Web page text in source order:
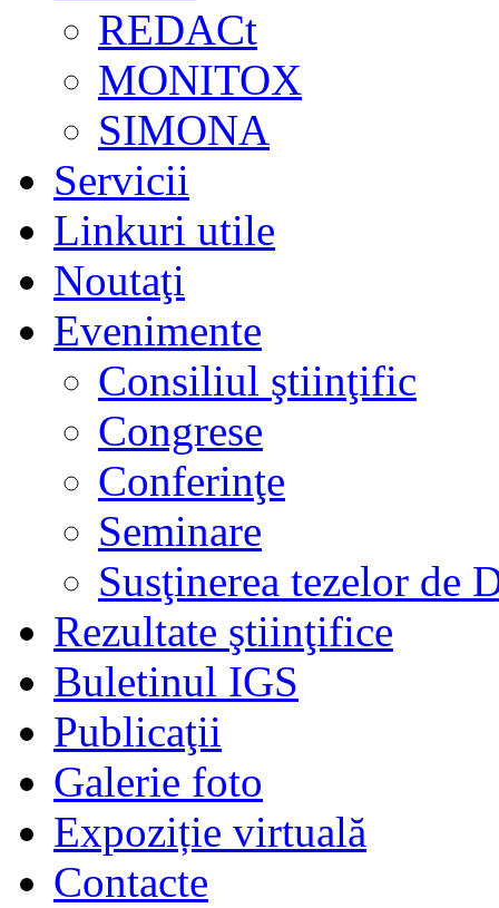
REDACt
MONITOX
SIMONA
Servicii
Linkuri utile
Noutaţi
Evenimente
Consiliul ştiinţific
Congrese
Conferinţe
Seminare
Susţinerea tezelor de
Rezultate ştiinţifice
Buletinul IGS
Publicaţii
Galerie foto
Expoziție virtuală
Contacte